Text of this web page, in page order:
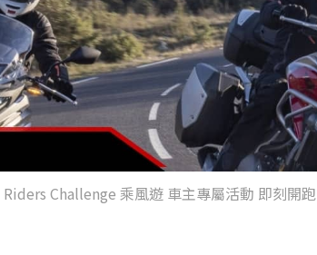
Challenge 乘風遊 車主專屬活動 即刻開跑